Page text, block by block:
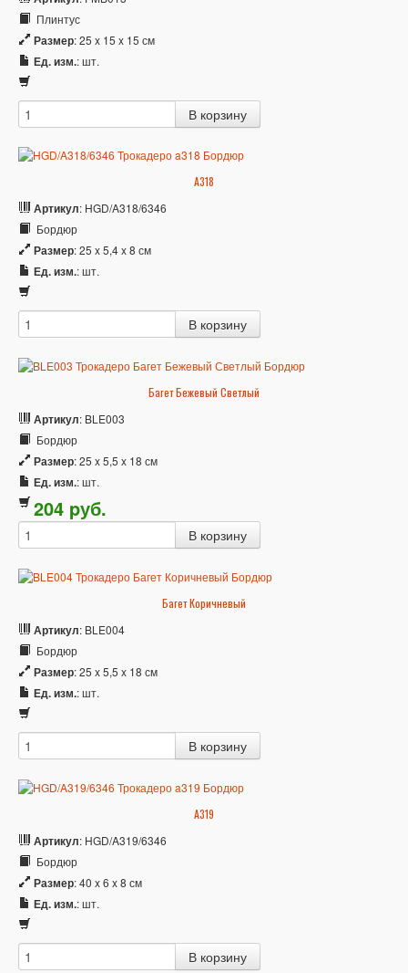
Плинтус
Размер: 25 x 15 x 15 см
Ед. изм.: шт.
A318
Артикул: HGD/A318/6346
Бордюр
Размер: 25 x 5,4 x 8 см
Ед. изм.: шт.
Багет Бежевый Светлый
Артикул: BLE003
Бордюр
Размер: 25 x 5,5 x 18 см
Ед. изм.: шт.
204 pуб.
Багет Коричневый
Артикул: BLE004
Бордюр
Размер: 25 x 5,5 x 18 см
Ед. изм.: шт.
A319
Артикул: HGD/A319/6346
Бордюр
Размер: 40 x 6 x 8 см
Ед. изм.: шт.